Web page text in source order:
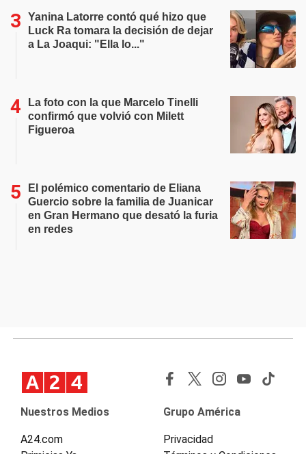
Yanina Latorre contó qué hizo que
Luck Ra tomara la decisión de dejar
a La Joaqui: "Ella lo..."
La foto con la que Marcelo Tinelli
confirmó que volvió con Milett
Figueroa
El polémico comentario de Eliana
Guercio sobre la familia de Juanicar
en Gran Hermano que desató la furia
en redes
Nuestros Medios
A24.com
Grupo América
Privacidad